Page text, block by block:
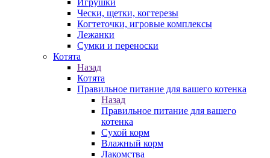
Игрушки
Чески, щетки, когтерезы
Когтеточки, игровые комплексы
Лежанки
Сумки и переноски
Котята
Назад
Котята
Правильное питание для вашего котенка
Назад
Правильное питание для вашего
котенка
Сухой корм
Влажный корм
Лакомства